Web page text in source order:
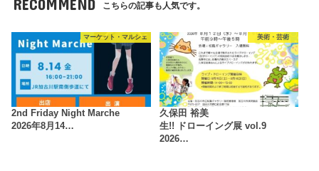
RECOMMEND こちらの記事も人気です。
マーケット・マルシェ
2nd Friday Night Marche
2026年8月14…
美術・芸術
久保田 裕美
生!! ドローイング展 vol.9
2026…